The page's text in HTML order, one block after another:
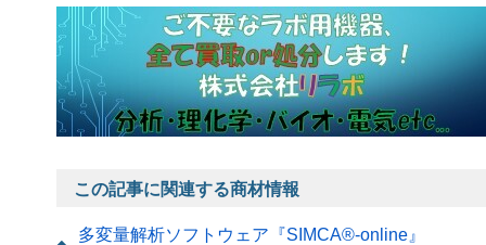
この記事に関連する商材情報
多変量解析ソフトウェア『SIMCA®-online』